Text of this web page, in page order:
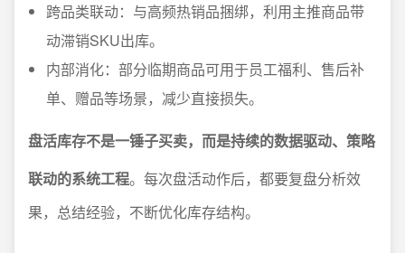
跨品类联动：与高频热销品捆绑，利用主推商品带
动滞销SKU出库。
内部消化：部分临期商品可用于员工福利、售后补
单、赠品等场景，减少直接损失。
盘活库存不是一锤子买卖，而是持续的数据驱动、策略
联动的系统工程。每次盘活动作后，都要复盘分析效
果，总结经验，不断优化库存结构。